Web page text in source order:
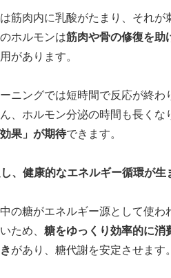
筋肉内に乳酸がたまり、それ
ホルモンは筋肉や骨の修復を助
があります。
ニングでは短時間で反応が終わ
、ホルモン分泌の時間も長くな
果」が期待できます。
、健康的なエネルギー循環が生
の糖がエネルギー源として使わ
ため、 糖をゆっくり効率的に消
があり、糖代謝を安定させます。